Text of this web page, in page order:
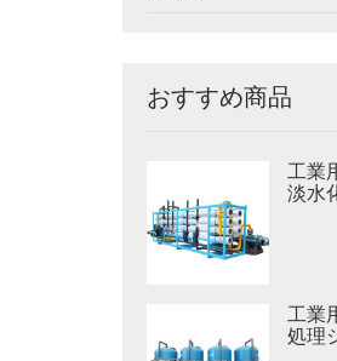
おすすめ商品
工業
淡水
工業
処理